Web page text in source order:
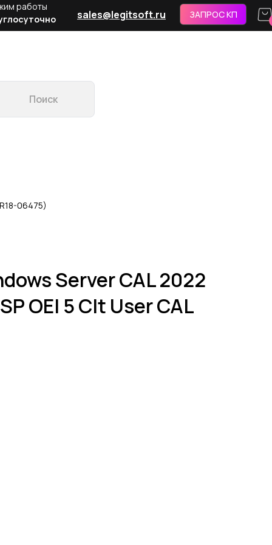
ЗАПРОС КП
sales@legitsoft.ru
работы
Поиск
06475)
Server CAL 2022
OEI 5 Clt User CAL